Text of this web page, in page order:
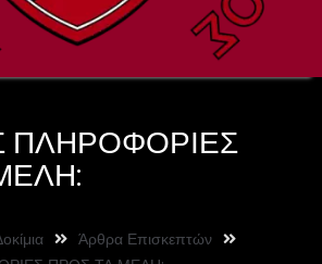
ΠΛΗΡΟΦΟΡΙΕΣ
Άρθρα Επισκεπτών